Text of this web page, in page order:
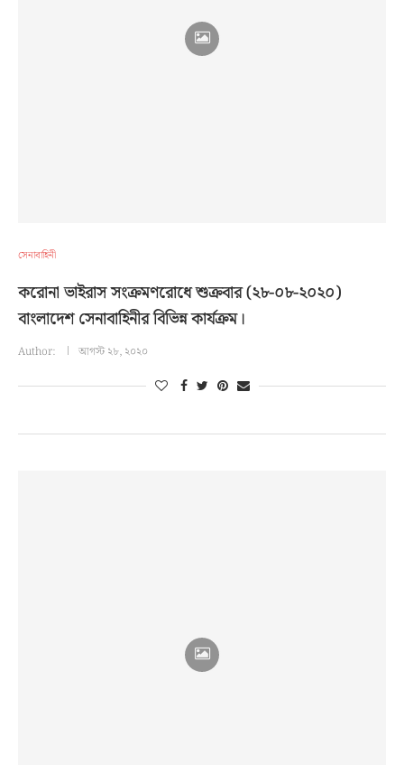
সেনাবাহিনী
করোনা ভাইরাস সংক্রমণরোধে শুক্রবার (২৮-০৮-২০২০)
বাংলাদেশ সেনাবাহিনীর বিভিন্ন কার্যক্রম।
Author: আগস্ট ২৮, ২০২০